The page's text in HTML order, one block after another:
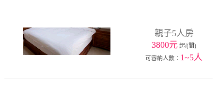
親子5人房
3800元 起/(間)
可容納人數： 1~5人